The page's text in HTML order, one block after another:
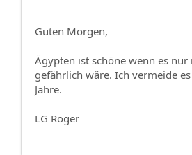
Guten Morgen,
Ägypten ist schöne wenn es nur
gefährlich wäre. Ich vermeide
Jahre.
LG Roger